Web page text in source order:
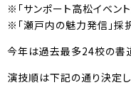
※「サンポート高松イベン
※「瀬戸内の魅力発信」採
今年は過去最多24校の書
演技順は下記の通り決定し